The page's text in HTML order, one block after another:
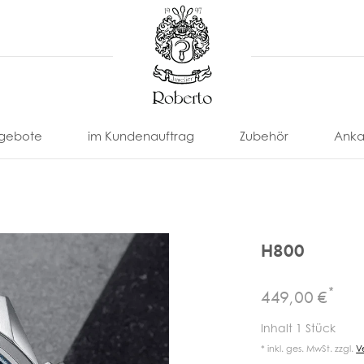
Locman
Louis
Paul
Picot
U-
Boat
im Kundenauftrag
FranckOmega
Zubehör
Uhrenarmbänder
Uhrenbeweger
Uhrenbox
& -Etui
H800
449,00 €*
Inhalt 1Stück
* inkl. ges. MwSt. zzgl.